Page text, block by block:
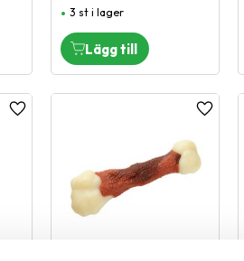
3 st i lager
Lägg till i favoriter Lägg